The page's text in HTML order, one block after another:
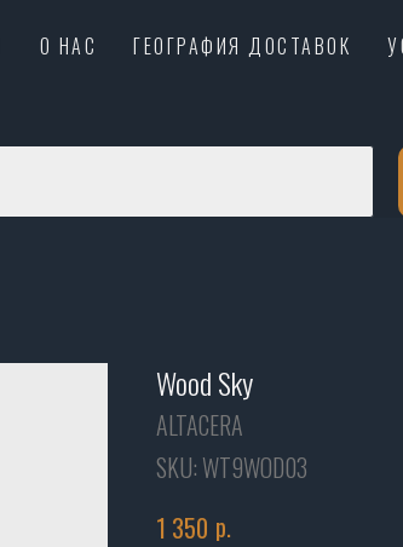
О НАС ГЕОГРАФИЯ ДОСТАВОК
Wood Sky
ALTACERA
SKU: WT9WOD03
1 350 р.